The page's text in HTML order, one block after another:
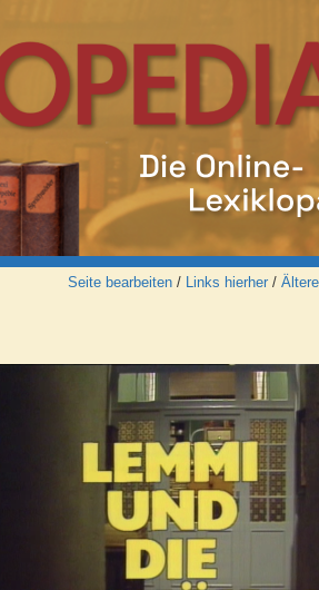
Seite bearbeiten / Links hierher /